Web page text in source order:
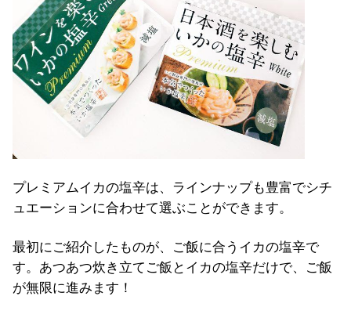
プレミアムイカの塩辛は、ラインナップも豊富でシチ
ュエーションに合わせて選ぶことができます。
最初にご紹介したものが、ご飯に合うイカの塩辛で
す。あつあつ炊き立てご飯とイカの塩辛だけで、ご飯
が無限に進みます！